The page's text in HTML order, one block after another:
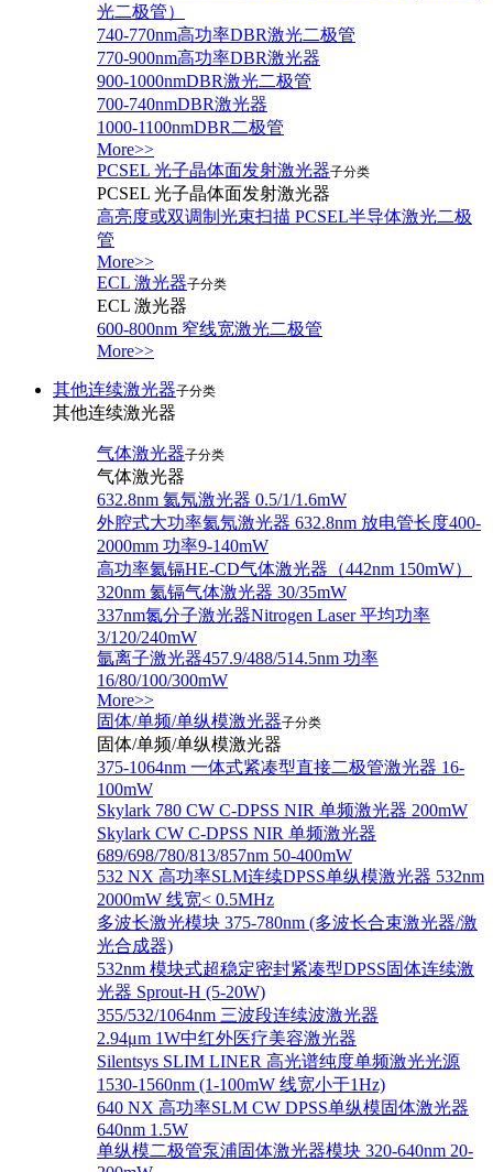
光二极管）
740-770nm高功率DBR激光二极管
770-900nm高功率DBR激光器
900-1000nmDBR激光二极管
700-740nmDBR激光器
1000-1100nmDBR二极管
More>>
PCSEL 光子晶体面发射激光器子分类
PCSEL 光子晶体面发射激光器
高亮度或双调制光束扫描 PCSEL半导体激光二极
管
More>>
ECL 激光器子分类
ECL 激光器
600-800nm 窄线宽激光二极管
More>>
其他连续激光器子分类
其他连续激光器
气体激光器子分类
气体激光器
632.8nm 氦氖激光器 0.5/1/1.6mW
外腔式大功率氦氖激光器 632.8nm 放电管长度400-
2000mm 功率9-140mW
高功率氦镉HE-CD气体激光器（442nm 150mW）
320nm 氦镉气体激光器 30/35mW
337nm氮分子激光器Nitrogen Laser 平均功率
3/120/240mW
氩离子激光器457.9/488/514.5nm 功率
16/80/100/300mW
More>>
固体/单频/单纵模激光器子分类
固体/单频/单纵模激光器
375-1064nm 一体式紧凑型直接二极管激光器 16-
100mW
Skylark 780 CW C-DPSS NIR 单频激光器 200mW
Skylark CW C-DPSS NIR 单频激光器
689/698/780/813/857nm 50-400mW
532 NX 高功率SLM连续DPSS单纵模激光器 532nm
2000mW 线宽< 0.5MHz
多波长激光模块 375-780nm (多波长合束激光器/激
光合成器)
532nm 模块式超稳定密封紧凑型DPSS固体连续激
光器 Sprout-H (5-20W)
355/532/1064nm 三波段连续波激光器
2.94μm 1W中红外医疗美容激光器
Silentsys SLIM LINER 高光谱纯度单频激光光源
1530-1560nm (1-100mW 线宽小于1Hz)
640 NX 高功率SLM CW DPSS单纵模固体激光器
640nm 1.5W
单纵模二极管泵浦固体激光器模块 320-640nm 20-